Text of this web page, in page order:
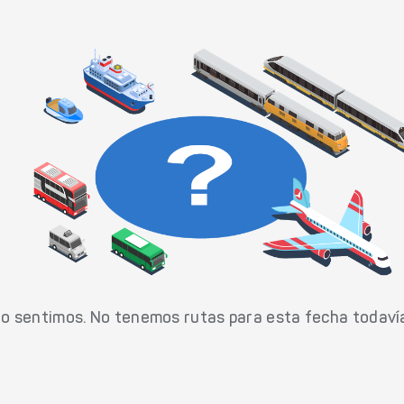
sentimos. No tenemos rutas para esta fecha